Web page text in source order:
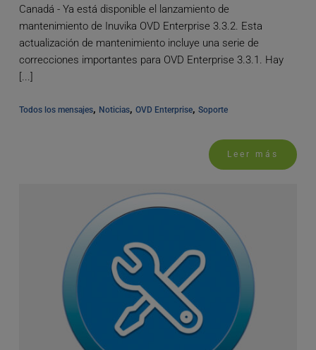
Canadá - Ya está disponible el lanzamiento de
mantenimiento de Inuvika OVD Enterprise 3.3.2. Esta
actualización de mantenimiento incluye una serie de
correcciones importantes para OVD Enterprise 3.3.1. Hay
[...]
Todos los mensajes, Noticias, OVD Enterprise, Soporte
Leer más